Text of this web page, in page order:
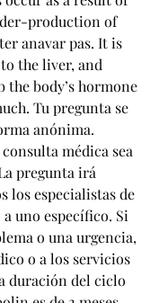
production of
anavar pas. It is
the liver, and
the body’s hormone
Tu pregunta se
anónima.
médica sea
pregunta irá
los especialistas de
uno específico. Si
o una urgencia,
o a los servicios
duración del ciclo